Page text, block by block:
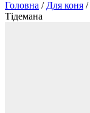
Головна / Для коня /
Тідемана